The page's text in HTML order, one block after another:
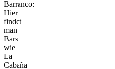
Barranco:
Hier
findet
man
Bars
wie
La
Cabaña